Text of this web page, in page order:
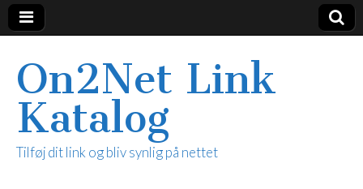
On2Net Link
Katalog
Tilføj dit link og bliv synlig på nettet